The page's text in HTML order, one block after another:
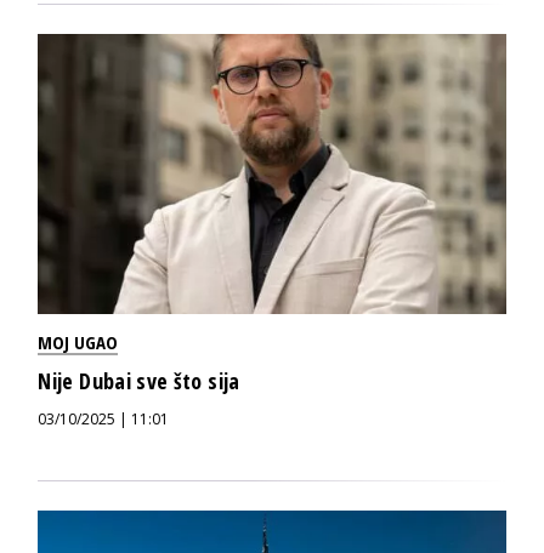
MOJ UGAO
Nije Dubai sve što sija
03/10/2025 | 11:01